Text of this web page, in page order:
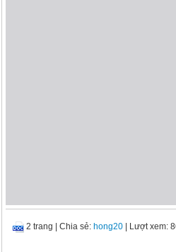
2 trang |Chia sẻ: hong20 | Lượt xem: